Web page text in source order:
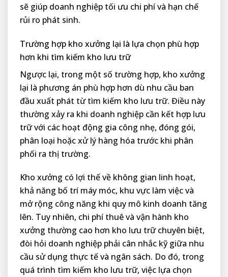
sẽ giúp doanh nghiệp tối ưu chi phí và hạn chế
rủi ro phát sinh.
Trường hợp kho xưởng lại là lựa chọn phù hợp
hơn khi tìm kiếm kho lưu trữ
Ngược lại, trong một số trường hợp, kho xưởng
lại là phương án phù hợp hơn dù nhu cầu ban
đầu xuất phát từ tìm kiếm kho lưu trữ. Điều này
thường xảy ra khi doanh nghiệp cần kết hợp lưu
trữ với các hoạt động gia công nhẹ, đóng gói,
phân loại hoặc xử lý hàng hóa trước khi phân
phối ra thị trường.
Kho xưởng có lợi thế về không gian linh hoạt,
khả năng bố trí máy móc, khu vực làm việc và
mở rộng công năng khi quy mô kinh doanh tăng
lên. Tuy nhiên, chi phí thuê và vận hành kho
xưởng thường cao hơn kho lưu trữ chuyên biệt,
đòi hỏi doanh nghiệp phải cân nhắc kỹ giữa nhu
cầu sử dụng thực tế và ngân sách. Do đó, trong
quá trình tìm kiếm kho lưu trữ, việc lựa chọn